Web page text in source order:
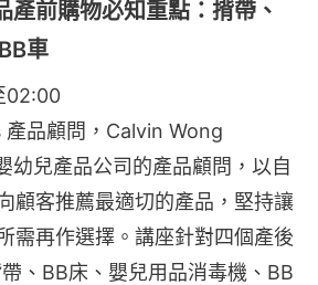
產前購物必知重點：揹帶、
車
02:00
品顧問，Calvin Wong
幼兒產品公司的產品顧問，以自
顧客推薦最適切的產品，堅持讓
需再作選擇。講座針對四個產後
、BB床、嬰兒用品消毒機、BB